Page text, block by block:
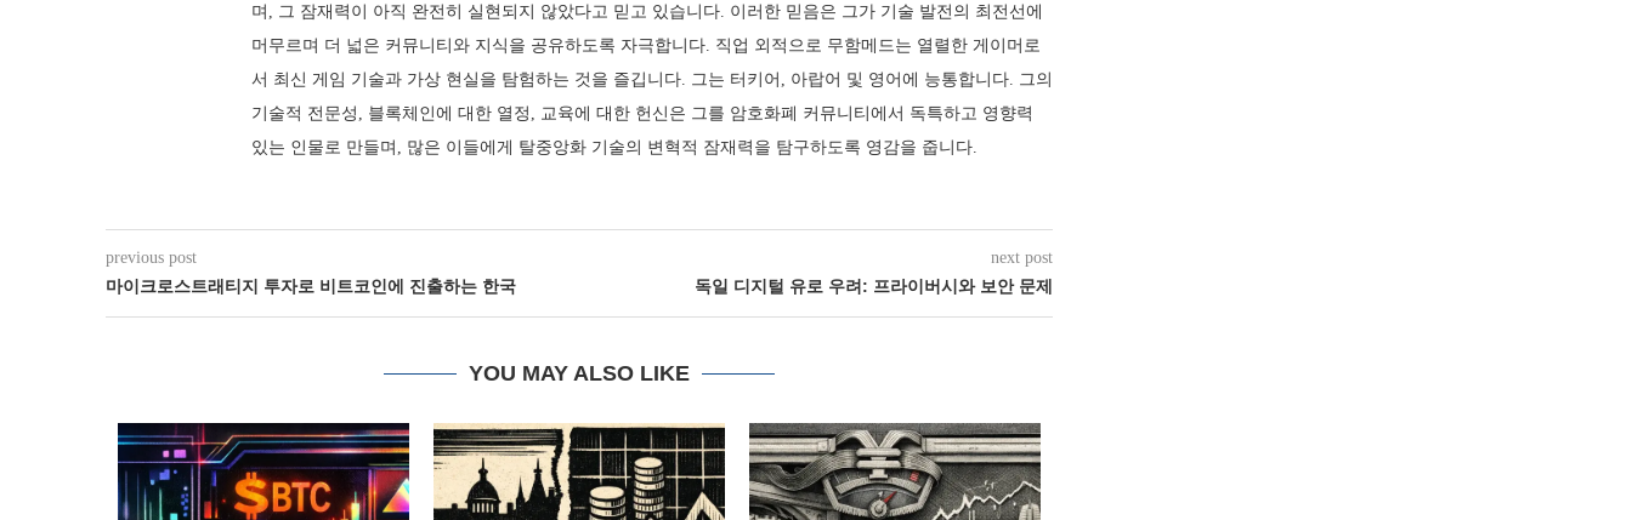
며, 그 잠재력이 아직 완전히 실현되지 않았다고 믿고 있습니다. 이러한 믿음은 그가 기술 발전의 최전선에
머무르며 더 넓은 커뮤니티와 지식을 공유하도록 자극합니다. 직업 외적으로 무함메드는 열렬한 게이머로
서 최신 게임 기술과 가상 현실을 탐험하는 것을 즐깁니다. 그는 터키어, 아랍어 및 영어에 능통합니다. 그의
기술적 전문성, 블록체인에 대한 열정, 교육에 대한 헌신은 그를 암호화폐 커뮤니티에서 독특하고 영향력
있는 인물로 만들며, 많은 이들에게 탈중앙화 기술의 변혁적 잠재력을 탐구하도록 영감을 줍니다.
previous post
마이크로스트래티지 투자로 비트코인에 진출하는 한국
next post
독일 디지털 유로 우려: 프라이버시와 보안 문제
YOU MAY ALSO LIKE